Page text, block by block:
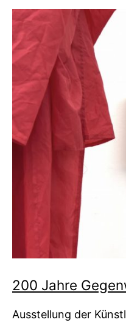
200 Jahre
Ausstellung der